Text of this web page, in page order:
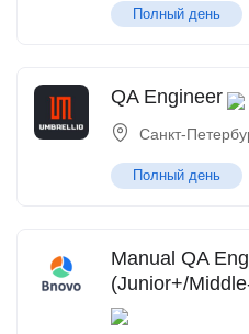
Полный день
QA Engineer
Санкт-
Полный день
Manual QA
(Junior+/